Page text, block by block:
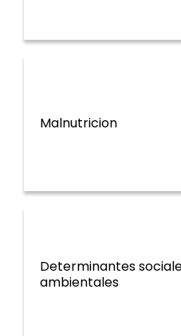
Malnutricion
ENT y factores de
violencia y
Determinantes
ambientales
Determinantes